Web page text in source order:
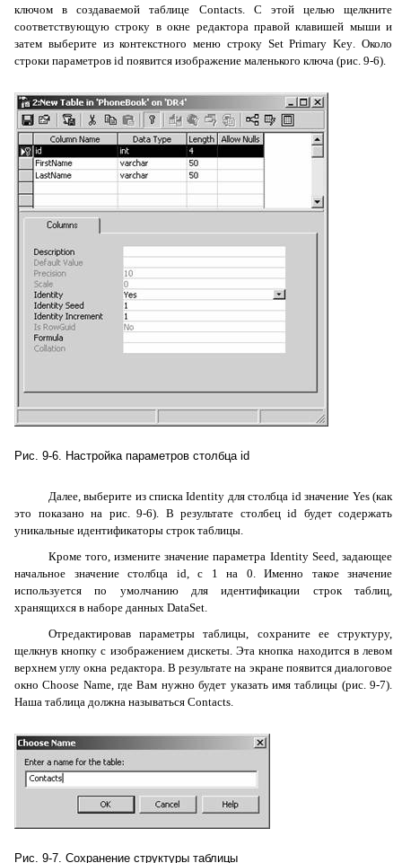
ключом в создаваемой таблице Contacts. С этой целью щелкните
соответствующую строку в окне редактора правой клавишей мыши и
затем выберите из контекстного меню строку Set Primary Key. Около
строки параметров id появится изображение маленького ключа (рис. 9-6).
Рис. 9-6. Настройка параметров столбца id
Далее, выберите из спискаIdentity для столбца idзначение Yes(как
это показано на рис. 9-6). В результате столбец id будет содержать
уникальные идентификаторы строк таблицы.
Кроме того, измените значение параметра Identity Seed, задающее
начальное значение столбца id, с 1 на 0. Именно такое значение
используется по умолчанию для идентификации строк таблиц,
хранящихся в наборе данных DataSet.
Отредактировав параметры таблицы, сохраните ее структуру,
щелкнув кнопку с изображением дискеты. Эта кнопка находится в левом
верхнем углу окна редактора. В результате на экране появится диалоговое
окноChoose Name, где Вам нужно будет указать имя таблицы (рис. 9-7).
Наша таблица должна называться Contacts.
Рис. 9-7. Сохранение структуры таблицы